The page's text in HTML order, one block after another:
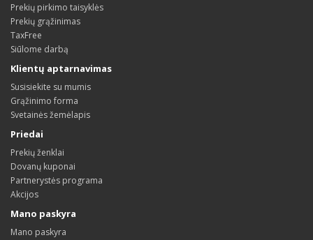
Prekių pirkimo taisyklės
Prekių grąžinimas
TaxFree
Siūlome darbą
Klientų aptarnavimas
Susisiekite su mumis
Grąžinimo forma
Svetainės žemėlapis
Priedai
Prekių ženklai
Dovanų kuponai
Partnerystės programa
Akcijos
Mano paskyra
Mano paskyra